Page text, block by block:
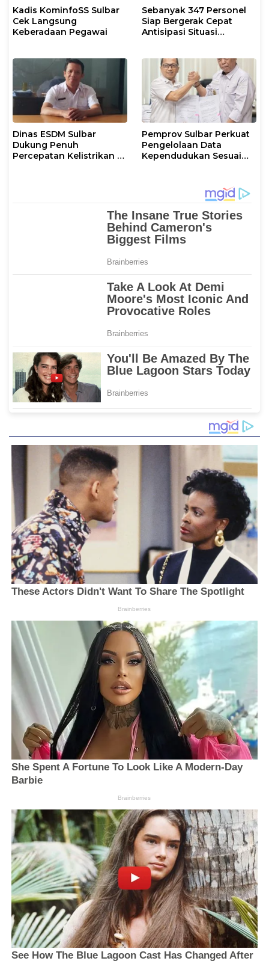
Kadis KominfoSS Sulbar
Cek Langsung
Keberadaan Pegawai
Sebanyak 347 Personel
Siap Bergerak Cepat
Antisipasi Situasi
Dinas ESDM Sulbar
Dukung Penuh
Percepatan Kelistrikan di
Pemprov Sulbar Perkuat
Pengelolaan Data
Kependudukan Sesuai